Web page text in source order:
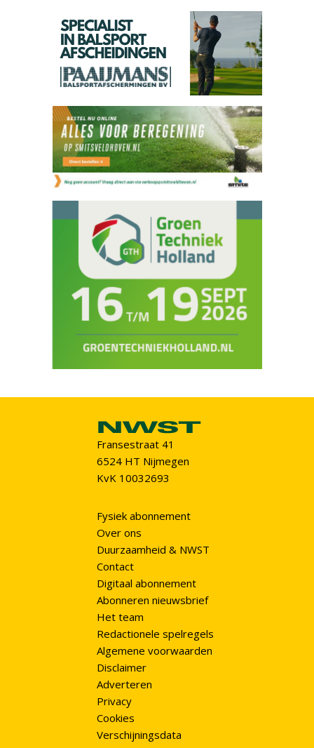
Fransestraat 41
6524 HT Nijmegen
KvK 10032693
Fysiek abonnement
Over ons
Duurzaamheid & NWST
Contact
Digitaal abonnement
Abonneren nieuwsbrief
Het team
Redactionele spelregels
Algemene voorwaarden
Disclaimer
Adverteren
Privacy
Cookies
Verschijningsdata